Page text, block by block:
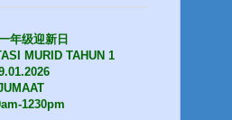
MURID TAHUN 1
1230pm